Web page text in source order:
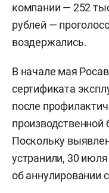
компании — 252
рублей —
воздержались.
В начале мая
сертификата
после
производственной
Поскольку
устранили, 30
об аннулировании